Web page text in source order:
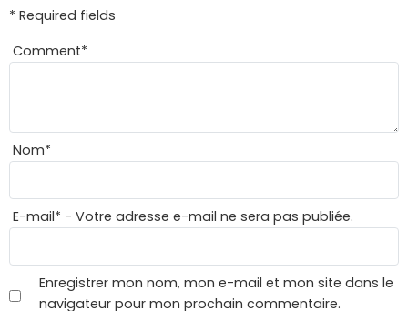
* Required fields
Comment*
Nom*
E-mail* - Votre adresse e-mail ne sera pas publiée.
Enregistrer mon nom, mon e-mail et mon site dans le
navigateur pour mon prochain commentaire.